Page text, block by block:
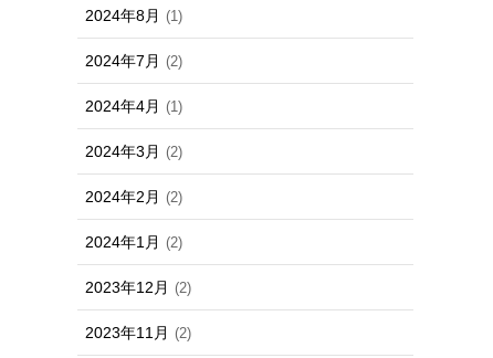
2024年8月 (1)
2024年7月 (2)
2024年4月 (1)
2024年3月 (2)
2024年2月 (2)
2024年1月 (2)
2023年12月 (2)
2023年11月 (2)